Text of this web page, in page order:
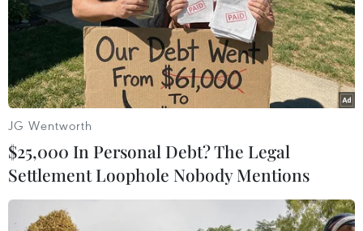
TIN LIÊN QUAN
JG Wentworth
$25,000 In Personal Debt? The Legal
Settlement Loophole Nobody Mentions